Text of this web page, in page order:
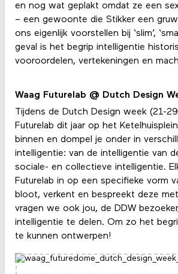
en nog wat geplakt omdat ze een
– een gewoonte die Stikker een
ons eigenlijk voorstellen bij ‘slim’,
geval is het begrip intelligentie
vooroordelen, vertekeningen en
Waag Futurelab @ Dutch Design
Tijdens de Dutch Design week (21-
Futurelab dit jaar op het
binnen en dompel je onder in
intelligentie: van de intelligentie van
sociale- en collectieve intelligentie.
Futurelab in op een specifieke vorm
bloot, verkent en bespreekt deze
vragen we ook jou, de DDW
intelligentie te delen. Om zo het
te kunnen ontwerpen!